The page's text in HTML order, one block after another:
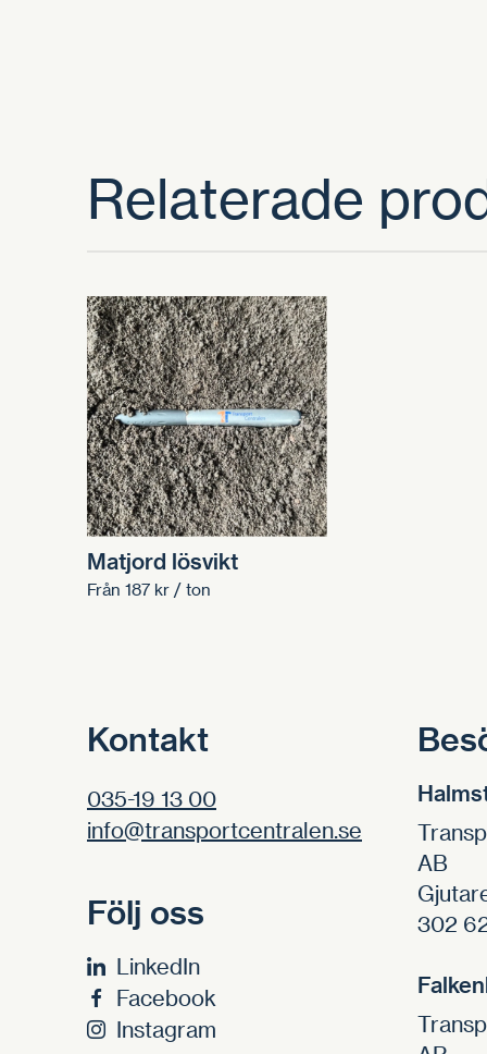
Relaterade
Matjord lösvikt
Från 187 kr / ton
Kontakt
035-19 13 00
info@transportcentralen.se
Följ oss
LinkedIn
Facebook
Instagram
AB
302